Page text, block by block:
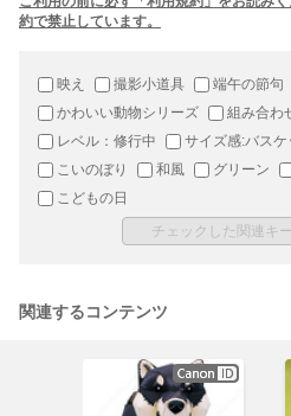
約で禁止しています。
映え 撮影小道具 端午の節句
かわいい動物シリーズ
組み合わ
レベル：修行中
サイズ感:バス
こいのぼり
和風 グリーン
こどもの日
関連するコンテンツ